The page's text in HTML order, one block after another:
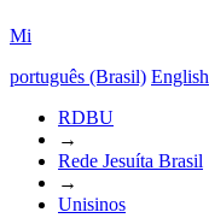
Mi
português (Brasil) English
RDBU
→
Rede Jesuíta Brasil
→
Unisinos